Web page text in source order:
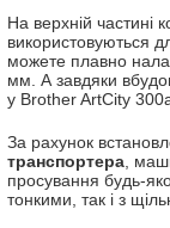
На верхній частині
використовуються
можете плавно
мм. А завдяки
у Brother ArtCity 300a
За рахунок
транспортера ,
просування будь-
тонкими, так і з